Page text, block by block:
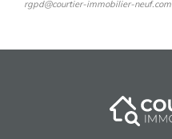
rgpd@courtier-immobilier-neuf.com